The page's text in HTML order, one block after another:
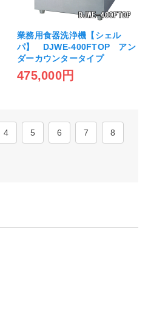
業務用食器洗浄機【シェル
パ】 DJWE-400FTOP アン
ダーカウンタータイプ
475,000円
4 5 6 7 8